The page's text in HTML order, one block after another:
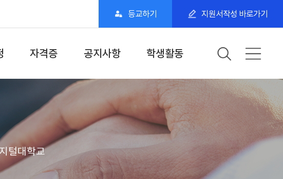
등교하기 지원서작성 바로가기
과정
자격증
국가자격증
민간자격증
공지사항
학과·학교공지
학사일정
학생활동
학과모임&지역모임
특강&스터티&동아리
학과유관기관
털대학교